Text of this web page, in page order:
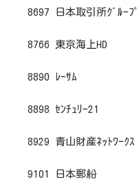
8697 日本取引所ｸﾞﾙｰﾌﾟ
8766 東京海上HD
8890 ﾚｰｻﾑ
8898 ｾﾝﾁｭﾘｰ21
8929 青山財産ﾈｯﾄﾜｰｸｽ
9101 日本郵船